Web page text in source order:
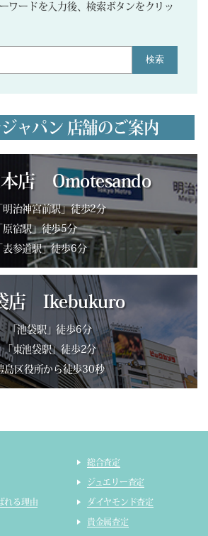
ワードを入力後、検索ボタンをクリッ
検索
ャパン 店舗のご案内
店 Omotesando
明治神宮前駅」徒歩2分
原宿駅」徒歩5分
表参道駅」徒歩6分
店 Ikebukuro
「池袋駅」徒歩6分
「東池袋駅」徒歩2分
島区役所から徒歩30秒
れる理由
総合査定
ジュエリー査定
ダイヤモンド査定
貴金属査定